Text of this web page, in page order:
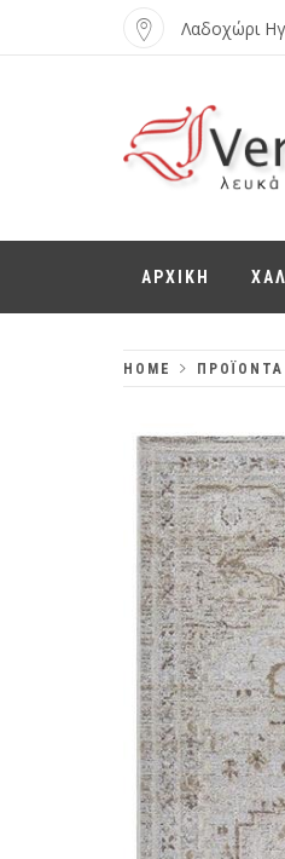
Λαδοχώρι
ΕΊΔΗ,
ΑΡΧΙΚΗ
HOME ΠΡΟΪΌΝΤΑ